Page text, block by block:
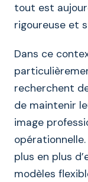
tout est
rigoureuse et
Dans ce
recherchent
de maintenir
image
plus en plus
modèles